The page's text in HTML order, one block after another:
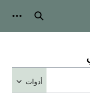
بحث
أدوات